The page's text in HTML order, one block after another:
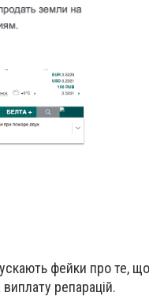
фейки про те, що
виплату репарацій.